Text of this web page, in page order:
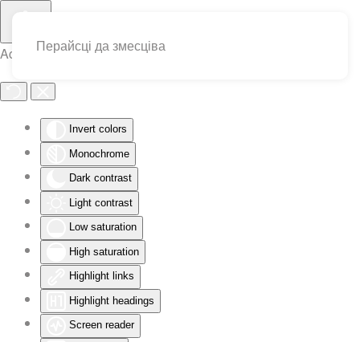
Accessibility Tools
Invert colors
Monochrome
Dark contrast
Light contrast
Low saturation
High saturation
Highlight links
Highlight headings
Screen reader
Перайсці да змесціва